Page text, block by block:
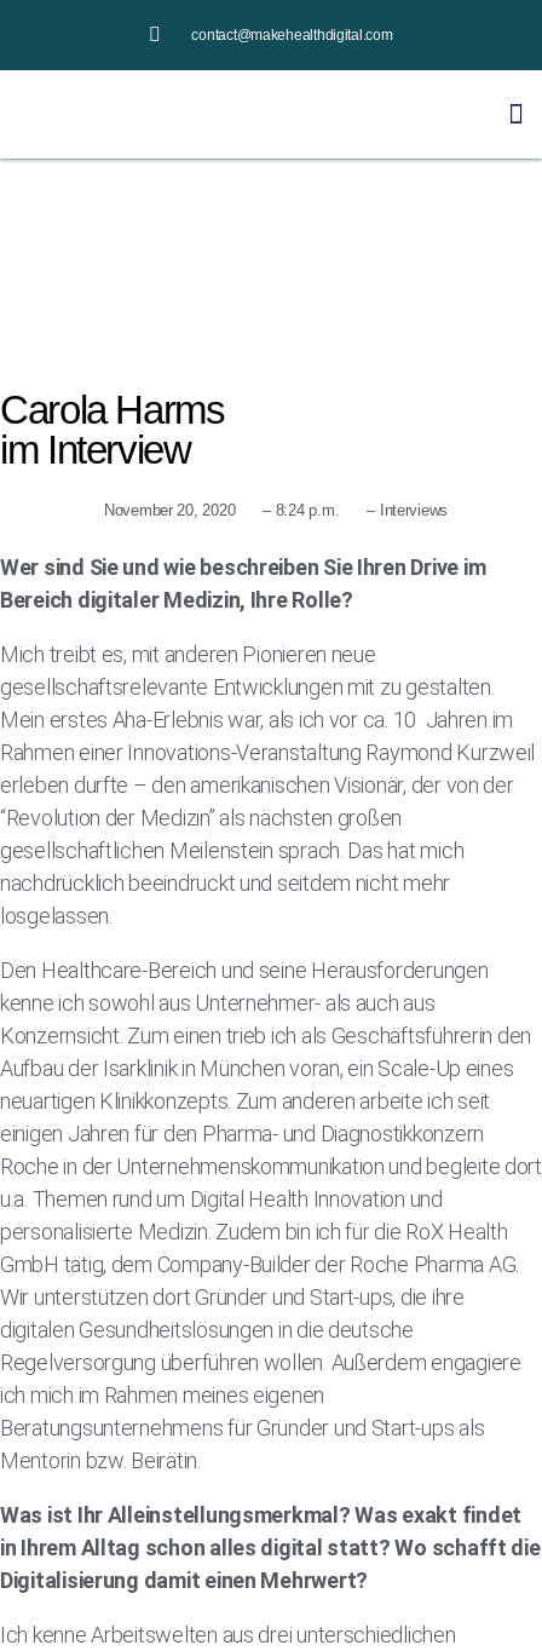
contact@makehealthdigital.com
Carola Harms
im Interview
November 20, 2020 –8:24 p.m. – Interviews
Wer sind Sie und wie beschreiben Sie Ihren Drive im
Bereich digitaler Medizin, Ihre Rolle?
Mich treibt es, mit anderen Pionieren neue
gesellschaftsrelevante Entwicklungen mit zu gestalten.
Mein erstes Aha-Erlebnis war, als ich vor ca. 10 Jahren im
Rahmen einer Innovations-Veranstaltung Raymond Kurzweil
erleben durfte – den amerikanischen Visionär, der von der
“Revolution der Medizin” als nächsten großen
gesellschaftlichen Meilenstein sprach. Das hat mich
nachdrücklich beeindruckt und seitdem nicht mehr
losgelassen.
Den Healthcare-Bereich und seine Herausforderungen
kenne ich sowohl aus Unternehmer- als auch aus
Konzernsicht. Zum einen trieb ich als Geschäftsführerin den
Aufbau der Isarklinik in München voran, ein Scale-Up eines
neuartigen Klinikkonzepts. Zum anderen arbeite ich seit
einigen Jahren für den Pharma- und Diagnostikkonzern
Roche in der Unternehmenskommunikation und begleite dort
u.a. Themen rund um Digital Health Innovation und
personalisierte Medizin. Zudem bin ich für die RoX Health
GmbH tätig, dem Company-Builder der Roche Pharma AG.
Wir unterstützen dort Gründer und Start-ups, die ihre
digitalen Gesundheitslösungen in die deutsche
Regelversorgung überführen wollen. Außerdem engagiere
ich mich im Rahmen meines eigenen
Beratungsunternehmens für Gründer und Start-ups als
Mentorin bzw. Beirätin.
Was ist Ihr Alleinstellungsmerkmal? Was exakt findet
in Ihrem Alltag schon alles digital statt? Wo schafft die
Digitalisierung damit einen Mehrwert?
Ich kenne Arbeitswelten aus drei unterschiedlichen